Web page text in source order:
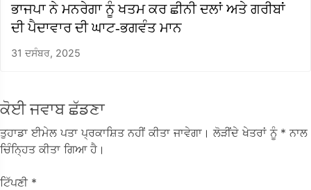
ਭਾਜਪਾ ਨੇ ਮਨਰੇਗਾ ਨੂੰ ਖਤਮ ਕਰ ਛੀਨੀ ਦਲਾਂ ਅਤੇ ਗਰੀਬਾਂ
ਦੀ ਪੈਦਾਵਾਰ ਦੀ ਘਾਟ-ਭਗਵੰਤ ਮਾਨ
31 ਦਸੰਬਰ, 2025
ਕੋਈ ਜਵਾਬ ਛੱਡਣਾ
ਤੁਹਾਡਾ ਈਮੇਲ ਪਤਾ ਪ੍ਰਕਾਸ਼ਿਤ ਨਹੀਂ ਕੀਤਾ ਜਾਵੇਗਾ। ਲੋੜੀਂਦੇ ਖੇਤਰਾਂ ਨੂੰ * ਨਾਲ
ਚਿੰਨ੍ਹਿਤ ਕੀਤਾ ਗਿਆ ਹੈ।
ਟਿੱਪਣੀ *